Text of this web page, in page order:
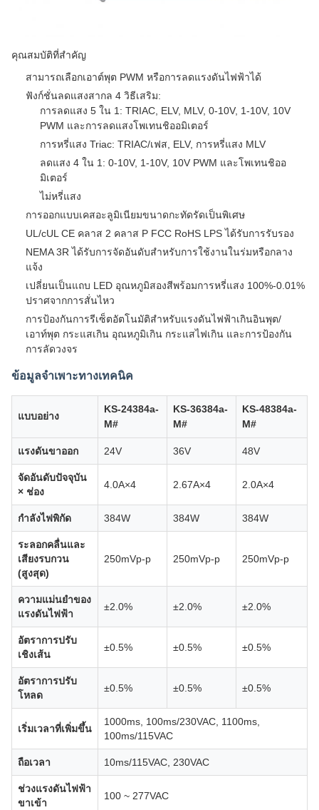
คุณสมบัติที่สำคัญ
สามารถเลือกเอาต์พุต PWM หรือการลดแรงดันไฟฟ้าได้
ฟังก์ชั่นลดแสงสากล 4 วิธีเสริม:
การลดแสง 5 ใน 1: TRIAC, ELV, MLV, 0-10V, 1-10V, 10V
PWM และการลดแสงโพเทนชิออมิเตอร์
การหรี่แสง Triac: TRIAC/เฟส, ELV, การหรี่แสง MLV
ลดแสง 4 ใน 1: 0-10V, 1-10V, 10V PWM และโพเทนชิออ
มิเตอร์
ไม่หรี่แสง
การออกแบบเคสอะลูมิเนียมขนาดกะทัดรัดเป็นพิเศษ
UL/cUL CE คลาส 2 คลาส P FCC RoHS LPS ได้รับการรับรอง
NEMA 3R ได้รับการจัดอันดับสำหรับการใช้งานในร่มหรือกลาง
แจ้ง
เปลี่ยนเป็นแถบ LED อุณหภูมิสองสีพร้อมการหรี่แสง 100%-0.01%
ปราศจากการสั่นไหว
การป้องกันการรีเซ็ตอัตโนมัติสำหรับแรงดันไฟฟ้าเกินอินพุต/
เอาท์พุต กระแสเกิน อุณหภูมิเกิน กระแสไฟเกิน และการป้องกัน
การลัดวงจร
ข้อมูลจำเพาะทางเทคนิค
แบบอย่าง
KS-24384a-
M#
KS-36384a-
M#
KS-48384a-
M#
แรงดันขาออก 24V 36V 48V
จัดอันดับปัจจุบัน
× ช่อง
4.0A×4 2.67A×4 2.0A×4
กำลังไฟพิกัด 384W 384W 384W
ระลอกคลื่นและ
เสียงรบกวน
(สูงสุด)
250mVp-p 250mVp-p 250mVp-p
ความแม่นยำของ
แรงดันไฟฟ้า
±2.0% ±2.0% ±2.0%
อัตราการปรับ
เชิงเส้น
±0.5% ±0.5% ±0.5%
อัตราการปรับ
โหลด
±0.5% ±0.5% ±0.5%
เริ่มเวลาที่เพิ่มขึ้น
1000ms, 100ms/230VAC, 1100ms,
100ms/115VAC
ถือเวลา 10ms/115VAC, 230VAC
ช่วงแรงดันไฟฟ้า
ขาเข้า
100 ~ 277VAC